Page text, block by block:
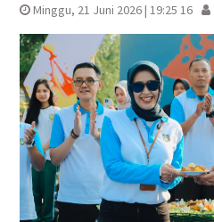
Minggu, 21 Juni 2026 | 19:25 16